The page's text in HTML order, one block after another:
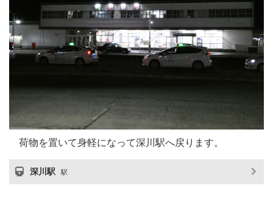
荷物を置いて身軽になって深川駅へ戻ります。
深川駅 駅